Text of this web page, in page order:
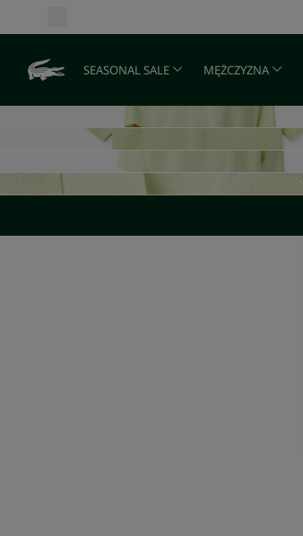
SEASONAL SALE MĘŻCZYZNA